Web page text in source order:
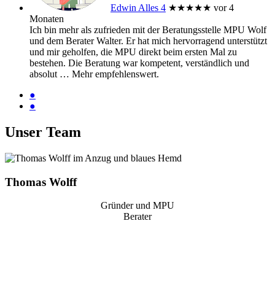
Edwin Alles 4 ★★★★★ vor 4
Monaten
Ich bin mehr als zufrieden mit der Beratungsstelle MPU Wolf
und dem Berater Walter. Er hat mich hervorragend unterstützt
und mir geholfen, die MPU direkt beim ersten Mal zu
bestehen. Die Beratung war kompetent, verständlich und
absolut … Mehrempfehlenswert.
●
●
Unser Team
Thomas Wolff
Gründer und MPU
Berater